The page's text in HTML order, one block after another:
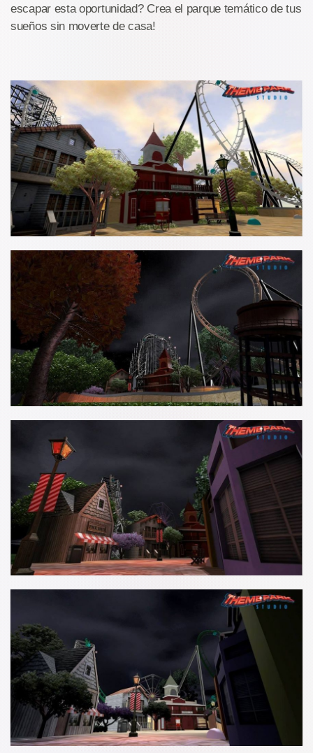
escapar esta oportunidad? Crea el parque temático de tus
sueños sin moverte de casa!